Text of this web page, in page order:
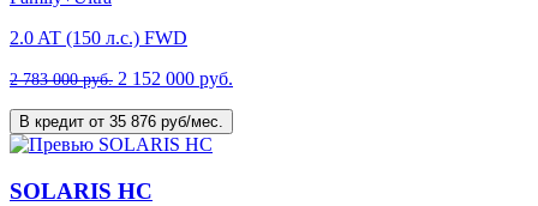
2.0 AT (150 л.с.) FWD
2 783 000 руб. 2 152 000 руб.
В кредит от 35 876 руб/мес.
SOLARIS HC